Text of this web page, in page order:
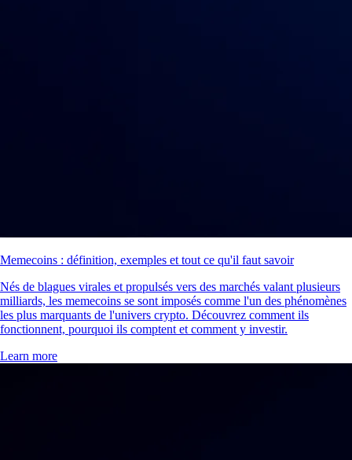
Memecoins : définition, exemples et tout ce qu'il faut savoir
Nés de blagues virales et propulsés vers des marchés valant plusieurs
milliards, les memecoins se sont imposés comme l'un des phénomènes
les plus marquants de l'univers crypto. Découvrez comment ils
fonctionnent, pourquoi ils comptent et comment y investir.
Learn more